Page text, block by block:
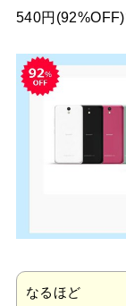
540円
なるほど